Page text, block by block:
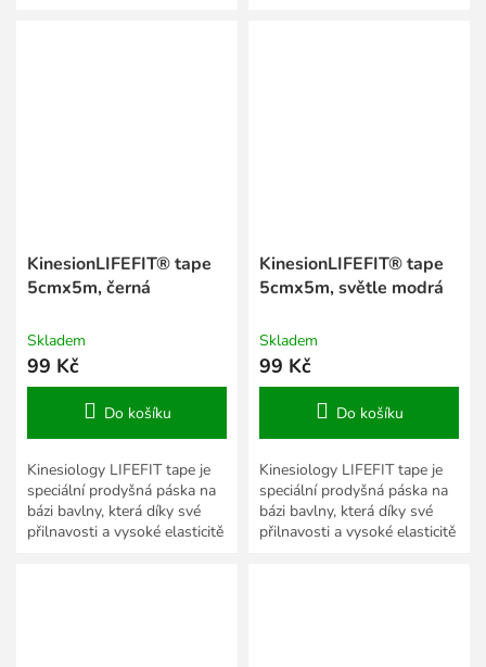
KinesionLIFEFIT® tape
5cmx5m, černá
Skladem
99 Kč
Do košíku
Kinesiology LIFEFIT tape je
speciální prodyšná páska na
bázi bavlny, která díky své
přilnavosti a vysoké elasticitě
KinesionLIFEFIT® tape
5cmx5m, světle modrá
Skladem
99 Kč
Do košíku
Kinesiology LIFEFIT tape je
speciální prodyšná páska na
bázi bavlny, která díky své
přilnavosti a vysoké elasticitě